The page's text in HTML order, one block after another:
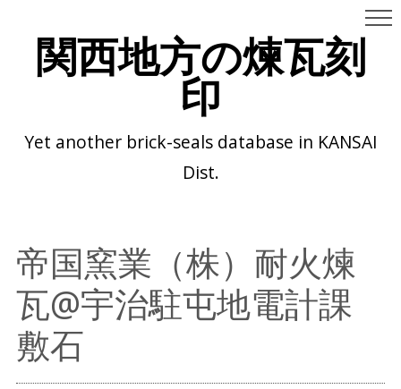
関西地方の煉瓦刻
印
Yet another brick-seals database in KANSAI
Dist.
帝国窯業（株）耐火煉
瓦@宇治駐屯地電計課
敷石